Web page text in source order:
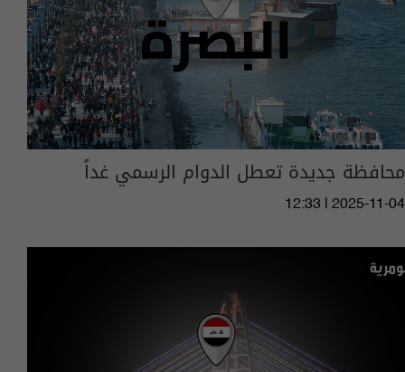
محافظة جديدة تعطل الدوام الرسمي غداً
12:33 | 2025-11-04